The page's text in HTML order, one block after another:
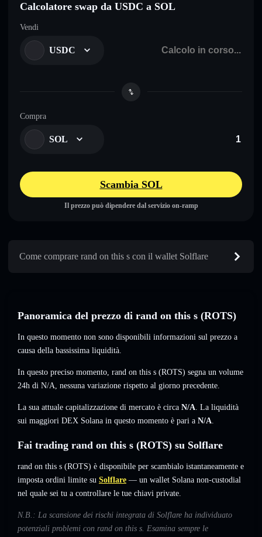
Calcolatore swap da USDC a SOL
Vendi
USDC
Compra
SOL
Scambia SOL
Il prezzo può dipendere dal servizio on-ramp
Come comprare rand on this s con il wallet Solflare
Panoramica del prezzo di rand on this s (ROTS)
In questo momento non sono disponibili informazioni sul prezzo a
causa della bassissima liquidità.
In questo preciso momento, rand on this s (ROTS) segna un volume
24h di N/A, nessuna variazione rispetto al giorno precedente.
La sua attuale capitalizzazione di mercato è circa N/A. La liquidità
sui maggiori DEX Solana in questo momento è pari a N/A.
Fai trading rand on this s (ROTS) su Solflare
rand on this s (ROTS) è disponibile per scambialo istantaneamente e
imposta ordini limite su Solflare — un wallet Solana non-custodial
nel quale sei tu a controllare le tue chiavi private.
N.B.: La scansione dei rischi integrata di Solflare ha individuato
potenziali problemi con rand on this s. Esamina sempre le